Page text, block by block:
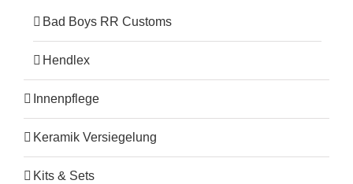
Bad Boys RR Customs
Hendlex
Innenpflege
Keramik Versiegelung
Kits & Sets